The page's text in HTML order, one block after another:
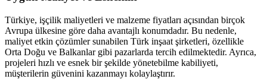
Türkiye, işçilik maliyetleri ve malzeme fiyatları açısından birçok
Avrupa ülkesine göre daha avantajlı konumdadır. Bu nedenle,
maliyet etkin çözümler sunabilen Türk inşaat şirketleri, özellikle
Orta Doğu ve Balkanlar gibi pazarlarda tercih edilmektedir. Ayrıca,
projeleri hızlı ve esnek bir şekilde yönetebilme kabiliyeti,
müşterilerin güvenini kazanmayı kolaylaştırır.